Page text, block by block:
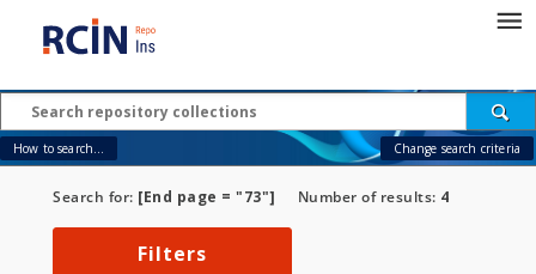
How to search... Change search criteria
Search for: [End page = "73"] Number of results: 4
Filters